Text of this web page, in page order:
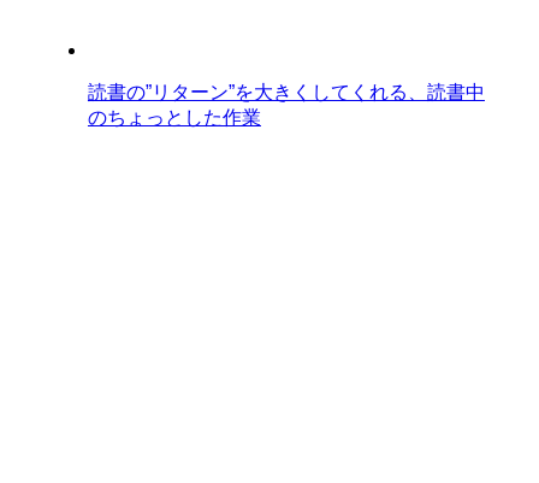
読書の”リターン”を大きくしてくれる、読書中
のちょっとした作業